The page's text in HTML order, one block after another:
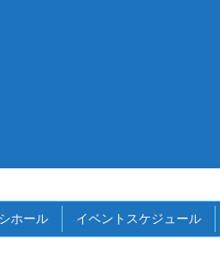
ホール イベントスケジュール